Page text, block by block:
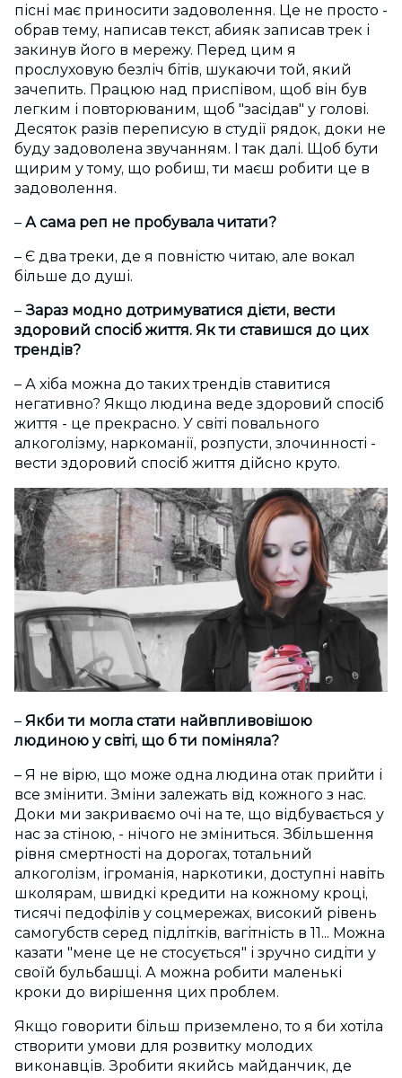
пісні має приносити задоволення. Це не просто -
обрав тему, написав текст, абияк записав трек і
закинув його в мережу. Перед цим я
прослуховую безліч бітів, шукаючи той, який
зачепить. Працюю над приспівом, щоб він був
легким і повторюваним, щоб "засідав" у голові.
Десяток разів переписую в студії рядок, доки не
буду задоволена звучанням. І так далі. Щоб бути
щирим у тому, що робиш, ти маєш робити це в
задоволення.
– А сама реп не пробувала читати?
– Є два треки, де я повністю читаю, але вокал
більше до душі.
– Зараз модно дотримуватися дієти, вести
здоровий спосіб життя. Як ти ставишся до цих
трендів?
– А хіба можна до таких трендів ставитися
негативно? Якщо людина веде здоровий спосіб
життя - це прекрасно. У світі повального
алкоголізму, наркоманії, розпусти, злочинності -
вести здоровий спосіб життя дійсно круто.
– Якби ти могла стати найвпливовішою
людиною у світі, що б ти поміняла?
– Я не вірю, що може одна людина отак прийти і
все змінити. Зміни залежать від кожного з нас.
Доки ми закриваємо очі на те, що відбувається у
нас за стіною, - нічого не зміниться. Збільшення
рівня смертності на дорогах, тотальний
алкоголізм, ігроманія, наркотики, доступні навіть
школярам, швидкі кредити на кожному кроці,
тисячі педофілів у соцмережах, високий рівень
самогубств серед підлітків, вагітність в 11... Можна
казати "мене це не стосується" і зручно сидіти у
своїй бульбашці. А можна робити маленькі
кроки до вирішення цих проблем.
Якщо говорити більш приземлено, то я би хотіла
створити умови для розвитку молодих
виконавців. Зробити якийсь майданчик, де